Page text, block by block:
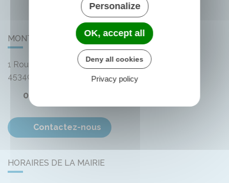
MONTLIARD
1 Route de Bellegarde
45340
02 38 33 72 59
Contactez-nous
HORAIRES DE LA MAIRIE
Personalize
OK, accept all
Deny all cookies
Privacy policy